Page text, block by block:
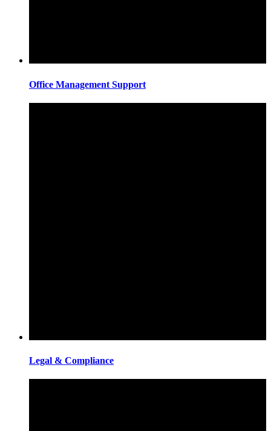
Office Management Support
Legal & Compliance